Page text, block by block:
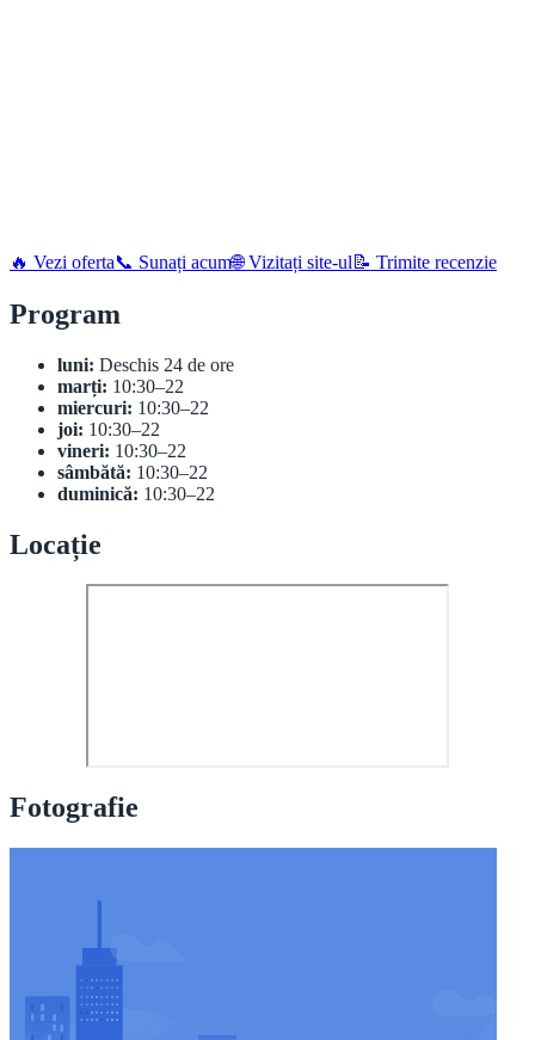
🔥 Vezi oferta📞 Sunați acum🌐 Vizitați site-ul 📝 Trimite recenzie
Program
luni: Deschis 24 de ore
marți: 10:30–22
miercuri: 10:30–22
joi: 10:30–22
vineri: 10:30–22
sâmbătă: 10:30–22
duminică: 10:30–22
Locație
Fotografie